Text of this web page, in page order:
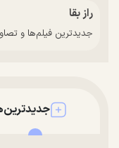
راز بقا
جدیدترین فیلم‌ها و